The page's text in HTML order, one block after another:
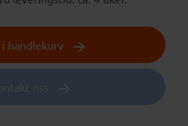
i handlekurv
oss